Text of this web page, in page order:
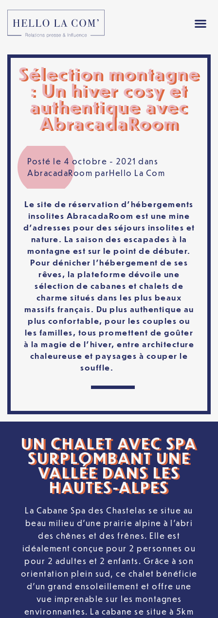
Sélection montagne
: Un hiver cosy et
authentique avec
AbracadaRoom
Posté le 4 octobre - 2021 dans
AbracadaRoom parHello La Com
Le site de réservation d’hébergements
insolites AbracadaRoom est une mine
d’adresses pour des séjours insolites et
nature. La saison des escapades à la
montagne est sur le point de débuter.
Pour dénicher l’hébergement de ses
rêves, la plateforme dévoile une
sélection de cabanes et chalets de
charme situés dans les plus beaux
massifs français. Du plus authentique au
plus confortable, pour les couples ou
les familles, tous promettent de goûter
à la magie de l’hiver, entre architecture
chaleureuse et paysages à couper le
souffle.
UN CHALET AVEC SPA
SURPLOMBANT UNE
VALLÉE DANS LES
HAUTES-ALPES
La Cabane Spa des Chastelas se situe au
beau milieu d’une prairie alpine à l’abri
des chênes et des frênes. Elle est
idéalement conçue pour 2 personnes ou
pour 2 adultes et 2 enfants. Grâce à son
orientation plein sud, ce chalet bénéficie
d’un grand ensoleillement et offre une
vue imprenable sur les montagnes
environnantes. La cabane se situe à 5km